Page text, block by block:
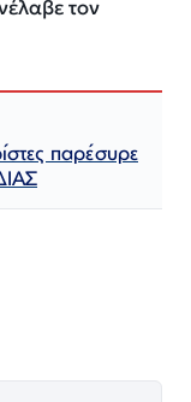
τον
παρέσυρε